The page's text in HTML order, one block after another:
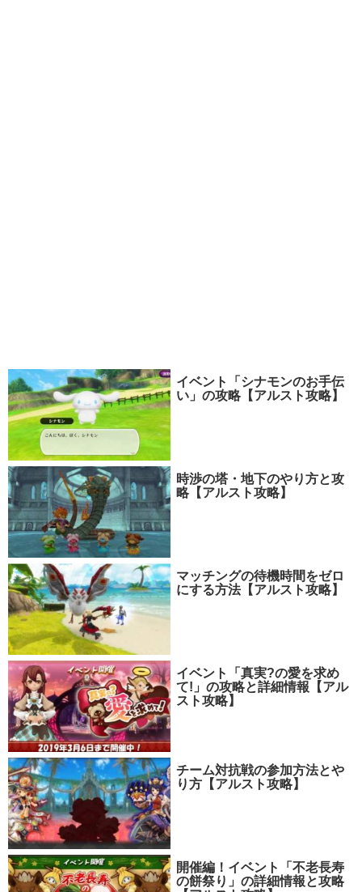
イベント「シナモンのお手伝
い」の攻略【アルスト攻略】
時渉の塔・地下のやり方と攻
略【アルスト攻略】
マッチングの待機時間をゼロ
にする方法【アルスト攻略】
イベント「真実?の愛を求め
て!」の攻略と詳細情報【アル
スト攻略】
チーム対抗戦の参加方法とや
り方【アルスト攻略】
開催編！イベント「不老長寿
の餅祭り」の詳細情報と攻略